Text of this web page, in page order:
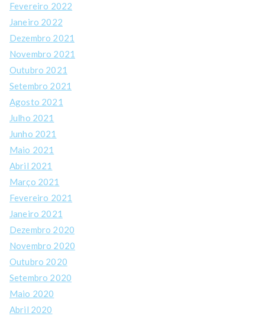
Fevereiro 2022
Janeiro 2022
Dezembro 2021
Novembro 2021
Outubro 2021
Setembro 2021
Agosto 2021
Julho 2021
Junho 2021
Maio 2021
Abril 2021
Março 2021
Fevereiro 2021
Janeiro 2021
Dezembro 2020
Novembro 2020
Outubro 2020
Setembro 2020
Maio 2020
Abril 2020